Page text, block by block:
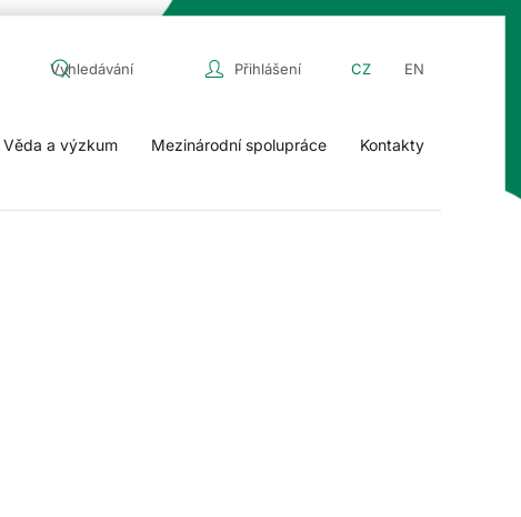
Přihlášení CZ EN
Věda a výzkum Mezinárodní spolupráce Kontakty